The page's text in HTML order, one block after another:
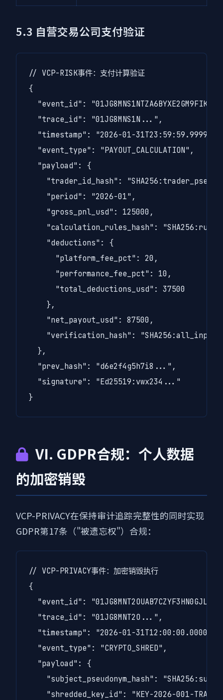
5.3 自营交易公司支付验证
// VCP-RISK事件：支付计算验证
{
  "event_id": "01JG8MNS1NTZA6BYXE2GM9FIKW",
  "trace_id": "01JG8MNS1N...",
"timestamp": "2026-01-
  "event_type": "PAYOUT_CALCULATION",
  "payload": {
"trader_id_hash":
    "period": "2026-01",
    "gross_pnl_usd": 125000,
"calculation_rules_hash":
    "deductions": {
      "platform_fee_pct": 20,
      "performance_fee_pct": 10,
      "total_deductions_usd": 37500
    },
    "net_payout_usd": 87500,
"verification_hash":
  },
  "prev_hash": "d6e2f4g5h7i8...",
  "signature": "Ed25519:vwx234..."
}
VI. GDPR合规：个人数据
的加密销毁
VCP-PRIVACY在保持审计追踪完整性的同时实现
GDPR第17条（"被遗忘权"）合规：
// VCP-PRIVACY事件：加密销毁执行
{
  "event_id": "01JG8MNT2OUAB7CZYF3HN0GJLX",
  "trace_id": "01JG8MNT2O...",
"timestamp": "2026-01-
  "event_type": "CRYPTO_SHRED",
  "payload": {
"subject_pseudonym_hash":
"shredded_key_id": "KEY-2026-001-